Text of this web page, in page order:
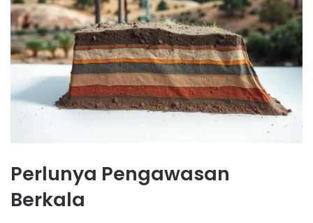
Perlunya Pengawasan
Berkala